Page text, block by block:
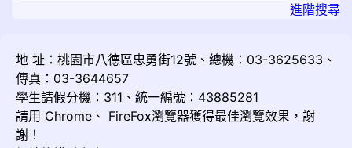
進階搜尋
地 址：桃園市八德區忠勇街12號、總機：03-3625633、
傳真：03-3644657
學生請假分機：311、統一編號：43885281
請用 Chrome 、 FireFox瀏覽器獲得最佳瀏覽效果，謝
謝！